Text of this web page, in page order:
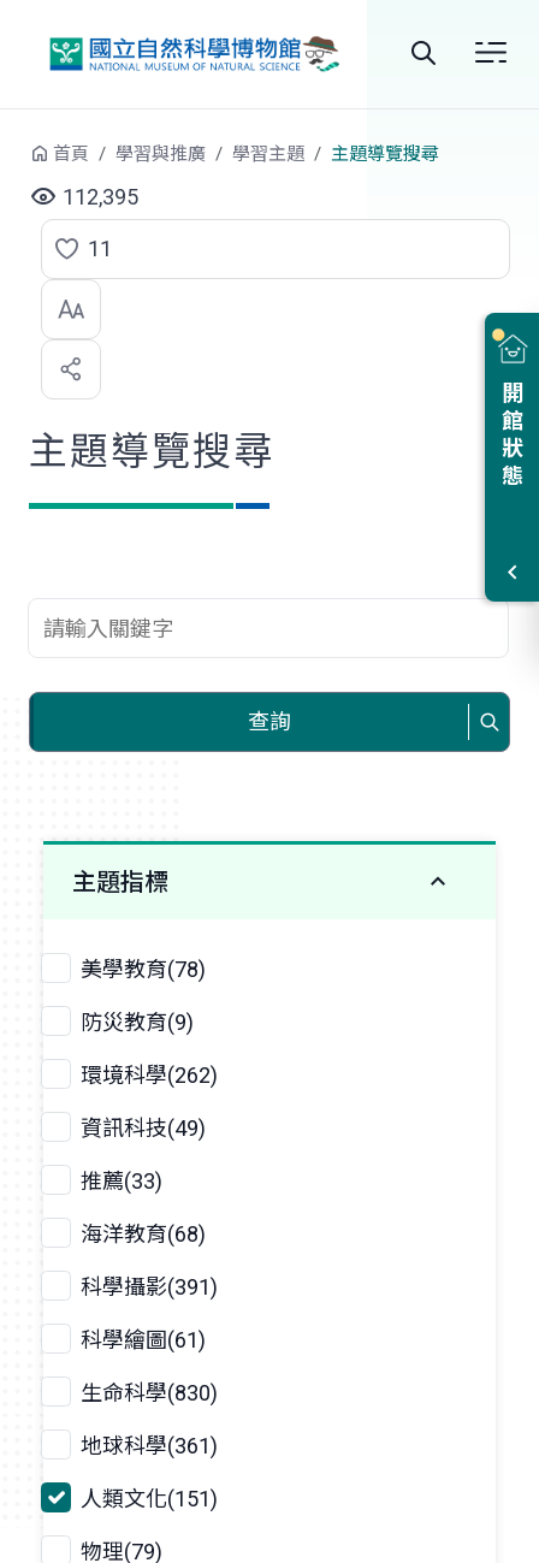
站
尋
開館狀態
首頁 學習與推廣 學習主題 主題導覽搜尋
112,395
點
選
喜
歡
11
主題導覽搜尋
查詢關鍵字
查詢
主題指標
美學教育(78)
防災教育(9)
環境科學(262)
資訊科技(49)
推薦(33)
海洋教育(68)
科學攝影(391)
科學繪圖(61)
生命科學(830)
地球科學(361)
人類文化(151)
物理(79)